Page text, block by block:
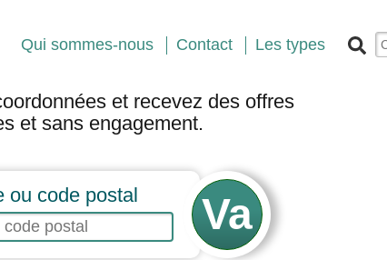
Qui sommes-nous Contact Les types
et recevez des offres
et sans engagement.
ou code postal